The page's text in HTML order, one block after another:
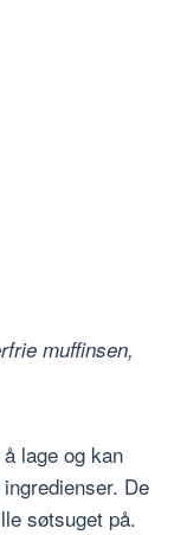
muffinsen,
lage og kan
De
søtsuget på.